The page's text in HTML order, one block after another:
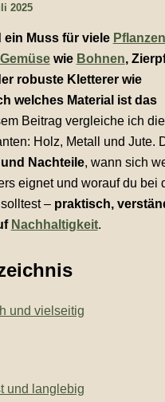
2025
ein Muss für viele Pflanzen
Gemüsewie Bohnen,
robuste Kletterer wie
welches Material ist das
Beitrag vergleiche ich
Holz, Metall und Jute.
Nachteile, wann sich
eignet und worauf du bei
– praktisch,
Nachhaltigkeit.
und vielseitig
und langlebig